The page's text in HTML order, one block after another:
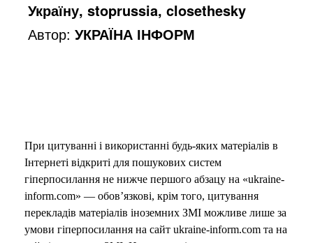
Україну, stoprussia, closethesky
Автор:УКРАЇНА ІНФОРМ
При цитуванні і використанні будь-яких матеріалів в
Інтернеті відкриті для пошукових систем
гіперпосилання не нижче першого абзацу на «ukraine-
inform.com» — обов’язкові, крім того, цитування
перекладів матеріалів іноземних ЗМІ можливе лише за
умови гіперпосилання на сайт ukraine-inform.com та на